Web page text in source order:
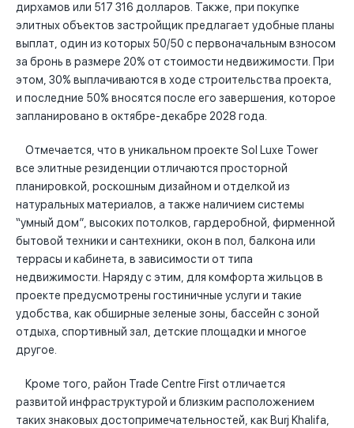
дирхамов или 517 316 долларов. Также, при покупке
элитных объектов застройщик предлагает удобные планы
выплат, один из которых 50/50 с первоначальным взносом
за бронь в размере 20% от стоимости недвижимости. При
этом, 30% выплачиваются в ходе строительства проекта,
и последние 50% вносятся после его завершения, которое
запланировано в октябре-декабре 2028 года.
Отмечается, что в уникальном проекте Sol Luxe Tower
все элитные резиденции отличаются просторной
планировкой, роскошным дизайном и отделкой из
натуральных материалов, а также наличием системы
“умный дом”, высоких потолков, гардеробной, фирменной
бытовой техники и сантехники, окон в пол, балкона или
террасы и кабинета, в зависимости от типа
недвижимости. Наряду с этим, для комфорта жильцов в
проекте предусмотрены гостиничные услуги и такие
удобства, как обширные зеленые зоны, бассейн с зоной
отдыха, спортивный зал, детские площадки и многое
другое.
Кроме того, район Trade Centre First отличается
развитой инфраструктурой и близким расположением
таких знаковых достопримечательностей, как Burj Khalifa,